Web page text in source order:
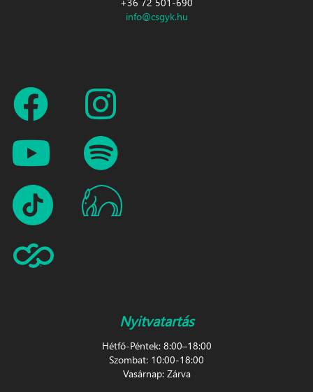
info@csgyk.hu
Nyitvatartás
Hétfő-Péntek: 8:00–18:00
Szombat: 10:00-18:00
Vasárnap: Zárva